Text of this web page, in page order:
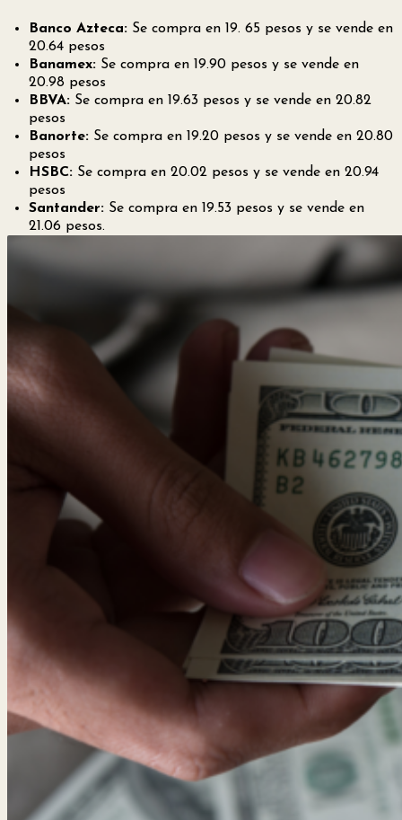
Banco Azteca: Se compra en 19. 65 pesos y se vende en
20.64 pesos
Banamex: Se compra en 19.90 pesos y se vende en
20.98 pesos
BBVA: Se compra en 19.63 pesos y se vende en 20.82
pesos
Banorte: Se compra en 19.20 pesos y se vende en 20.80
pesos
HSBC: Se compra en 20.02 pesos y se vende en 20.94
pesos
Santander: Se compra en 19.53 pesos y se vende en
21.06 pesos.